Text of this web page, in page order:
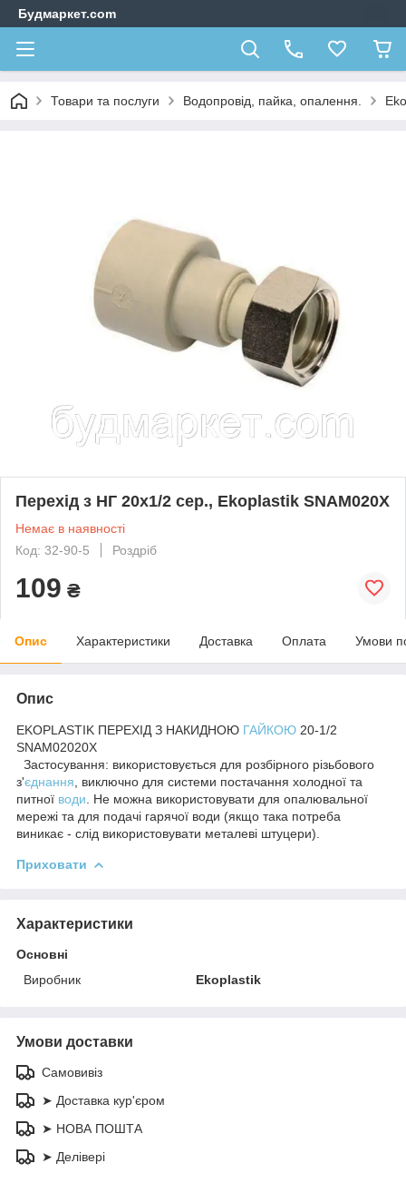
Будмаркет.com
Товари та послуги Водопровід, пайка, опалення.
Перехід з НГ 20х1/2 сер., Ekoplastik SNAM020X
Немає в наявності
Код: 32-90-5
Роздріб
109 ₴
Опис Характеристики Доставка Оплата Умови
Опис
EKOPLASTIK ПЕРЕХІД З НАКИДНОЮ ГАЙКОЮ 20-1/2
SNAM02020X
Застосування: використовується для розбірного різьбового
з'єднання , виключно для системи постачання холодної та
питної води . Не можна використовувати для опалювальної
мережі та для подачі гарячої води (якщо така потреба
виникає - слід використовувати металеві штуцери).
Приховати
Характеристики
Основні
Виробник
Ekoplastik
Умови доставки
Самовивіз
➤ Доставка кур'єром
➤ НОВА ПОШТА
➤ Делівері